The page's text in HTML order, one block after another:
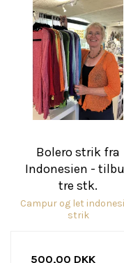
Bolero strik fra
Indonesien -
tre stk.
Campur og let
strik
500,00 DKK